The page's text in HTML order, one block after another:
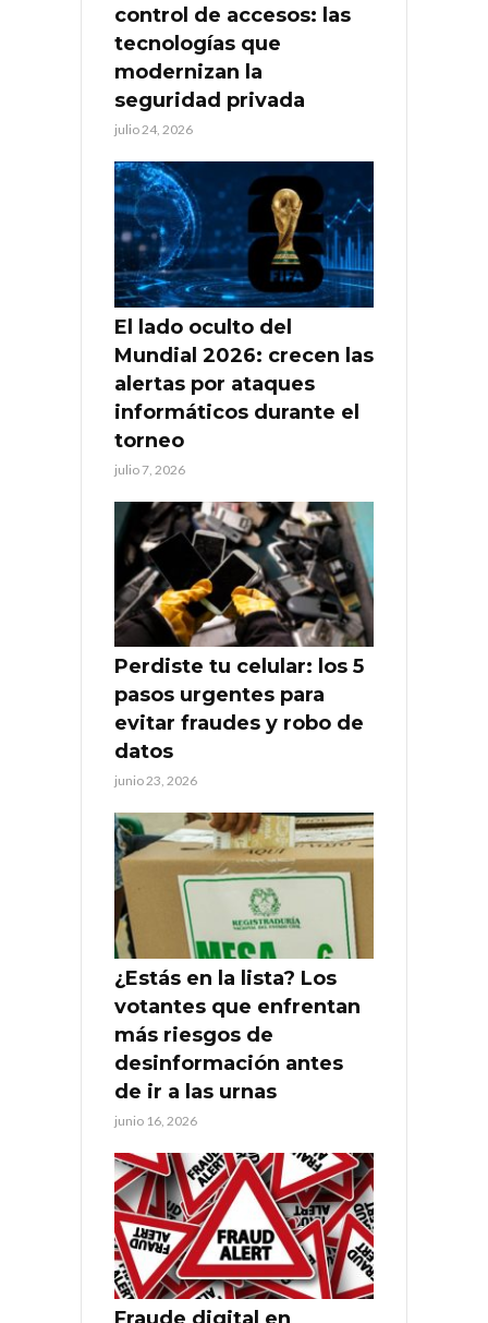
control de accesos: las
tecnologías que
modernizan la
seguridad privada
julio 24, 2026
El lado oculto del
Mundial 2026: crecen las
alertas por ataques
informáticos durante el
torneo
julio 7, 2026
Perdiste tu celular: los 5
pasos urgentes para
evitar fraudes y robo de
datos
junio 23, 2026
¿Estás en la lista? Los
votantes que enfrentan
más riesgos de
desinformación antes
de ir a las urnas
junio 16, 2026